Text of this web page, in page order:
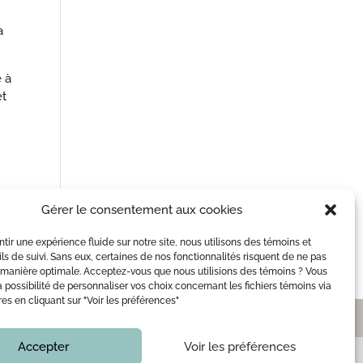
Gérer le consentement aux cookies
une expérience fluide sur notre site, nous utilisons des témoins et
de suivi. Sans eux, certaines de nos fonctionnalités risquent de ne pas
optimale. Acceptez-vous que nous utilisions des témoins ? Vous
possibilité de personnaliser vos choix concernant les fichiers témoins via
en cliquant sur "Voir les préférences"
Accepter Voir les préférences
à